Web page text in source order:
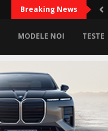
Breaking News
MODELE NOI TESTE